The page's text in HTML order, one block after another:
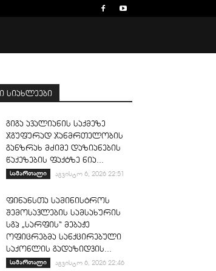
გიგა ავალიანის საქმეზე
ჯგუფურად ჯანმრთელობის
განზრახ მძიმე დაზიანების
წაქეზების ფაქტზე ნია...
სამართალი აგვისტო 6, 2026 22:51
ფინანსთა სამინისტროს
შემოსავლების სამსახურის
სგპ „სარფის“ მებაჟე
ოფიცრებმა სანქცირებული
საქონლის გადაზიდვის...
სამართალი აგვისტო 6, 2026 22:46